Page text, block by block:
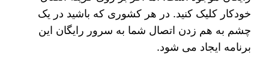
خودکار کلیک کنید. در هر کشوری که باشید در یک
چشم به هم زدن اتصال شما به سرور رایگان این
برنامه ایجاد می‌ شود.